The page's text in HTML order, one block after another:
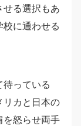
せる選択もあ
に通わせる
っている
リカと日本の
を怒らせ両手